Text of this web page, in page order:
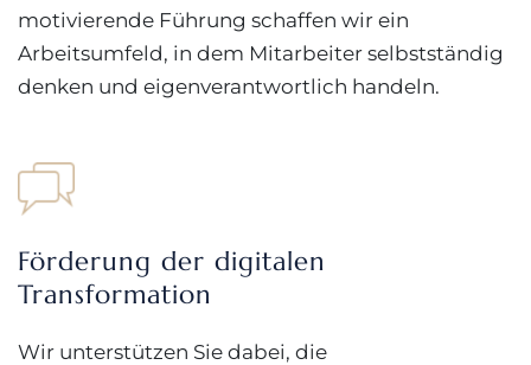
motivierende Führung schaffen wir ein
Arbeitsumfeld, in dem Mitarbeiter selbstständig
denken und eigenverantwortlich handeln.
Förderung der digitalen
Transformation
Wir unterstützen Sie dabei, die